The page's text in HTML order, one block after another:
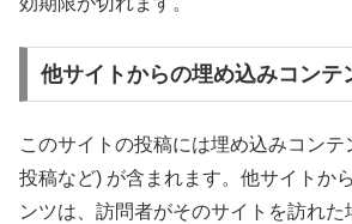
他サイトからの埋め込みコンテ
このサイトの投稿には埋め込みコンテ
投稿など) が含まれます。他サイトか
ンツは、訪問者がそのサイトを訪れた